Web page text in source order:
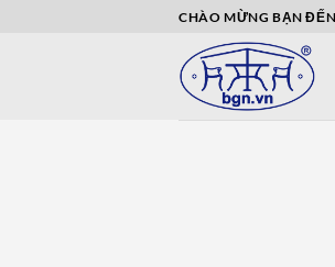
CHÀO MỪNG BẠN